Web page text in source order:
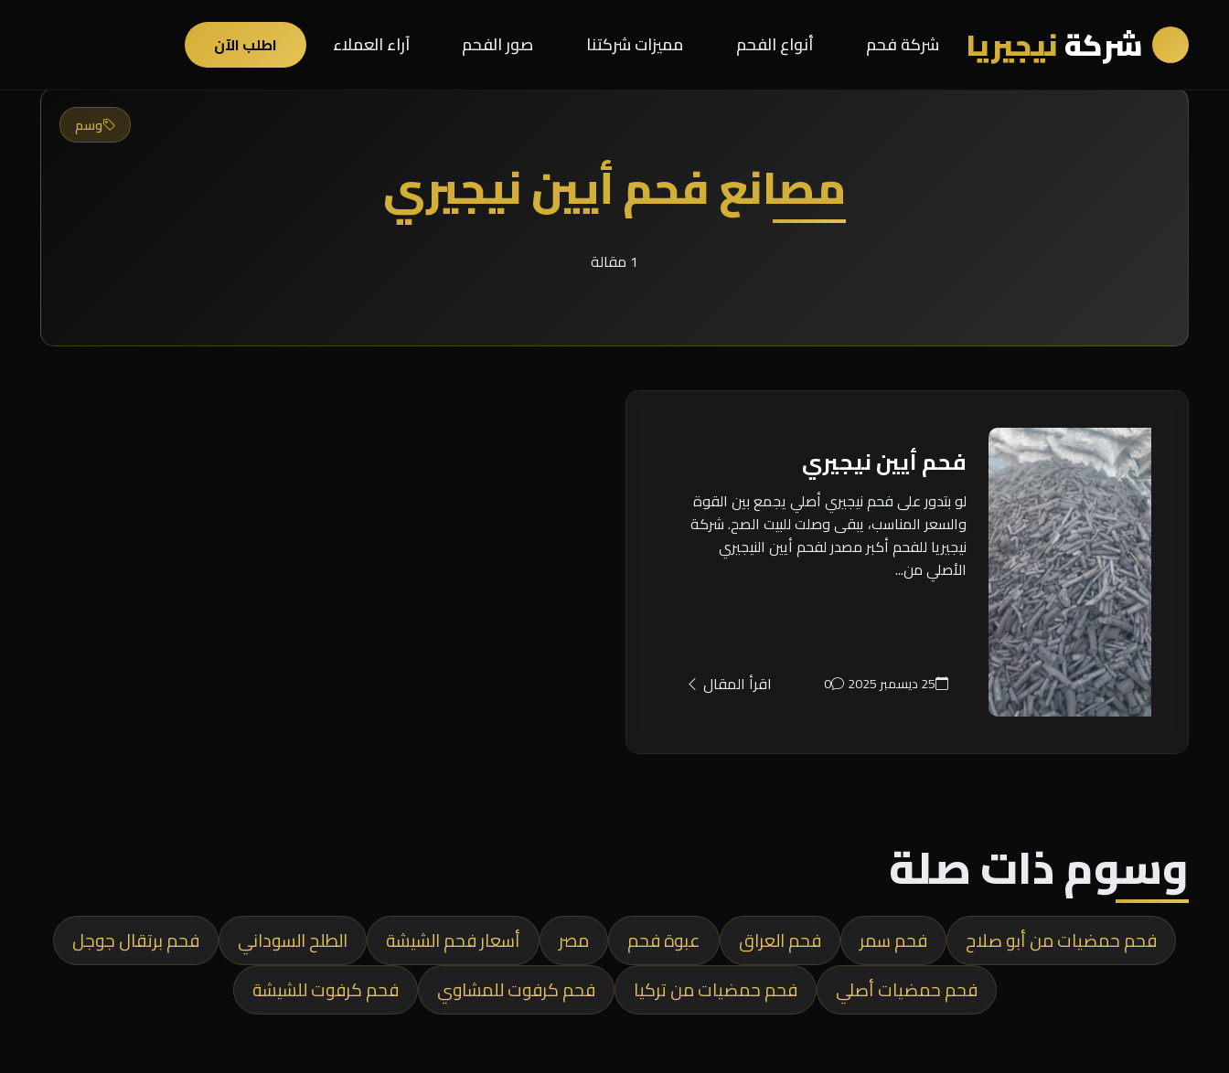
شركةنيجيريا شركة فحم أنواع الفحم مميزات شركتنا صور الفحم آراء العملاء اطلب الآن
وسم
مصانع فحم أيين نيجيري
1 مقالة
فحم أيين نيجيري
لو بتدور على فحم نيجيري أصلي يجمع بين القوة
والسعر المناسب، يبقى وصلت للبيت الصح. شركة
نيجيريا للفحم أكبر مصدر لفحم أيين النيجيري
الأصلي من...
25 ديسمبر 2025 0 اقرأ المقال
وسوم ذات صلة
فحم حمضيات من أبو صلاح فحم سمر فحم العراق عبوة فحم مصر أسعار فحم الشيشة الطلح السوداني
فحم برتقال جوجل
فحم حمضيات أصلي
فحم حمضيات من تركيا فحم كرفوت للمشاوي فحم كرفوت للشيشة